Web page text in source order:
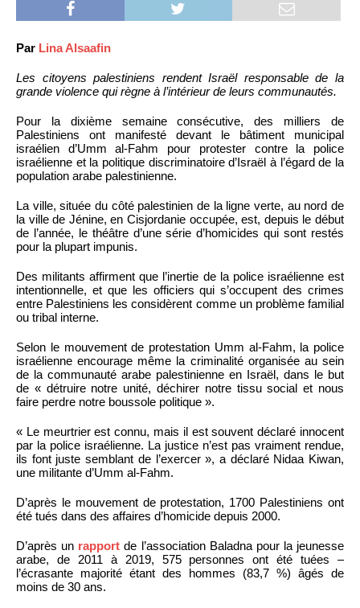
Par Lina Alsaafin
Les citoyens palestiniens rendent Israël responsable de la
grande violence qui règne à l’intérieur de leurs communautés.
Pour la dixième semaine consécutive, des milliers de
Palestiniens ont manifesté devant le bâtiment municipal
israélien d’Umm al-Fahm pour protester contre la police
israélienne et la politique discriminatoire d’Israël à l’égard de la
population arabe palestinienne.
La ville, située du côté palestinien de la ligne verte, au nord de
la ville de Jénine, en Cisjordanie occupée, est, depuis le début
de l’année, le théâtre d’une série d’homicides qui sont restés
pour la plupart impunis.
Des militants affirment que l’inertie de la police israélienne est
intentionnelle, et que les officiers qui s’occupent des crimes
entre Palestiniens les considèrent comme un problème familial
ou tribal interne.
Selon le mouvement de protestation Umm al-Fahm, la police
israélienne encourage même la criminalité organisée au sein
de la communauté arabe palestinienne en Israël, dans le but
de « détruire notre unité, déchirer notre tissu social et nous
faire perdre notre boussole politique ».
« Le meurtrier est connu, mais il est souvent déclaré innocent
par la police israélienne. La justice n’est pas vraiment rendue,
ils font juste semblant de l’exercer », a déclaré Nidaa Kiwan,
une militante d’Umm al-Fahm.
D’après le mouvement de protestation, 1700 Palestiniens ont
été tués dans des affaires d’homicide depuis 2000.
D’après un rapport de l’association Baladna pour la jeunesse
arabe, de 2011 à 2019, 575 personnes ont été tuées –
l’écrasante majorité étant des hommes (83,7 %) âgés de
moins de 30 ans.